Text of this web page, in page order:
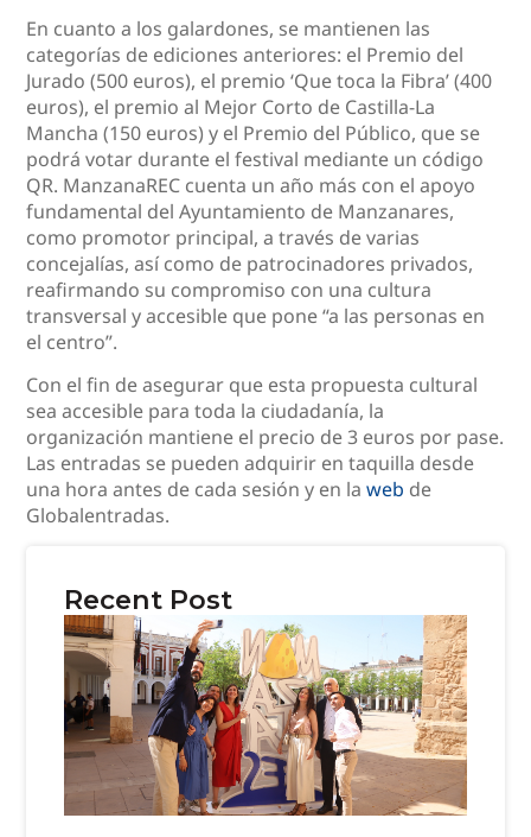
En cuanto a los galardones, se mantienen las
categorías de ediciones anteriores: el Premio del
Jurado (500 euros), el premio ‘Que toca la Fibra’ (400
euros), el premio al Mejor Corto de Castilla-La
Mancha (150 euros) y el Premio del Público, que se
podrá votar durante el festival mediante un código
QR. ManzanaREC cuenta un año más con el apoyo
fundamental del Ayuntamiento de Manzanares,
como promotor principal, a través de varias
concejalías, así como de patrocinadores privados,
reafirmando su compromiso con una cultura
transversal y accesible que pone “a las personas en
el centro”.
Con el fin de asegurar que esta propuesta cultural
sea accesible para toda la ciudadanía, la
organización mantiene el precio de 3 euros por pase.
Las entradas se pueden adquirir en taquilla desde
una hora antes de cada sesión y en laweb de
Globalentradas.
Recent Post